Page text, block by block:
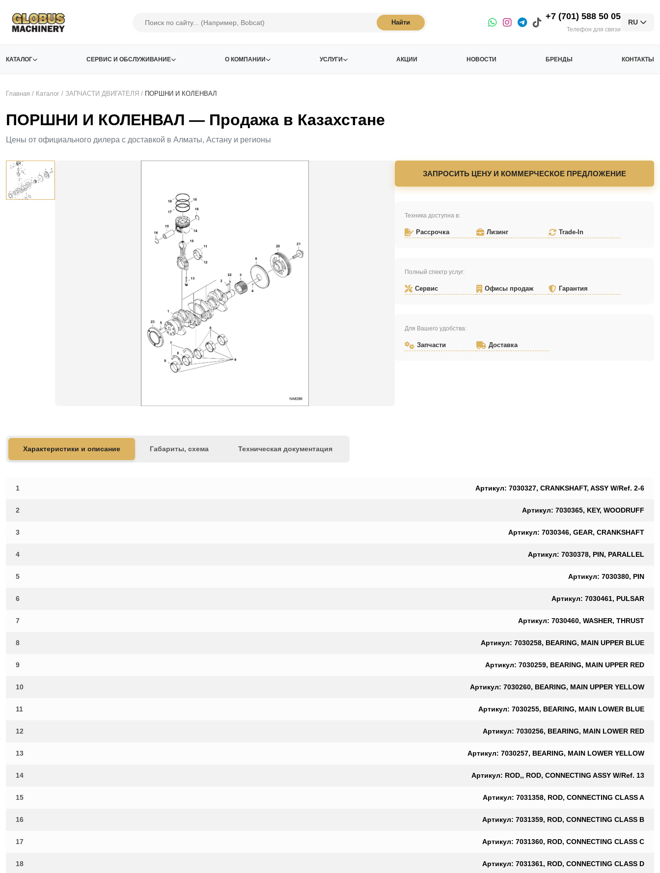
Найти
+7 (701) 588 50 05
Телефон для связи
RU
КАТАЛОГ СЕРВИС И ОБСЛУЖИВАНИЕ О КОМПАНИИ УСЛУГИ АКЦИИ НОВОСТИ БРЕНДЫ КОНТАКТЫ
Главная / Каталог / ЗАПЧАСТИ ДВИГАТЕЛЯ / ПОРШНИ И КОЛЕНВАЛ
ПОРШНИ И КОЛЕНВАЛ — Продажа в Казахстане
Цены от официального дилера с доставкой в Алматы, Астану и регионы
ЗАПРОСИТЬ ЦЕНУ И КОММЕРЧЕСКОЕ ПРЕДЛОЖЕНИЕ
Техника доступна в:
Рассрочка Лизинг Trade-In
Полный спектр услуг:
Сервис Офисы продаж Гарантия
Для Вашего удобства:
Запчасти Доставка
Характеристики и описание Габариты, схема Техническая документация
1 Артикул: 7030327, CRANKSHAFT, ASSY W/Ref. 2-6
2 Артикул: 7030365, KEY, WOODRUFF
3 Артикул: 7030346, GEAR, CRANKSHAFT
4 Артикул: 7030378, PIN, PARALLEL
5 Артикул: 7030380, PIN
6 Артикул: 7030461, PULSAR
7 Артикул: 7030460, WASHER, THRUST
8 Артикул: 7030258, BEARING, MAIN UPPER BLUE
9 Артикул: 7030259, BEARING, MAIN UPPER RED
10 Артикул: 7030260, BEARING, MAIN UPPER YELLOW
11 Артикул: 7030255, BEARING, MAIN LOWER BLUE
12 Артикул: 7030256, BEARING, MAIN LOWER RED
13 Артикул: 7030257, BEARING, MAIN LOWER YELLOW
14 Артикул: ROD,, ROD, CONNECTING ASSY W/Ref. 13
15 Артикул: 7031358, ROD, CONNECTING CLASS A
16 Артикул: 7031359, ROD, CONNECTING CLASS B
17 Артикул: 7031360, ROD, CONNECTING CLASS C
18 Артикул: 7031361, ROD, CONNECTING CLASS D